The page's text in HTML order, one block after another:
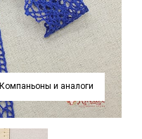
Компаньоны и аналоги